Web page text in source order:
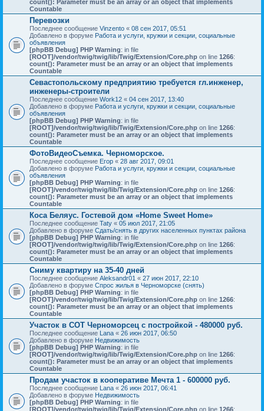
count(): Parameter must be an array or an object that implements
Countable
Перевозки
Последнее сообщение Vinzento « 08 сен 2017, 05:51
Добавлено в форуме Работа и услуги, кружки и секции, социальные
объявления
[phpBB Debug] PHP Warning: in file
[ROOT]/vendor/twig/twig/lib/Twig/Extension/Core.php on line 1266:
count(): Parameter must be an array or an object that implements
Countable
Севастопольскому предприятию требуется гл.инженер,
инженеры-строители
Последнее сообщение Work12 « 04 сен 2017, 13:40
Добавлено в форуме Работа и услуги, кружки и секции, социальные
объявления
[phpBB Debug] PHP Warning: in file
[ROOT]/vendor/twig/twig/lib/Twig/Extension/Core.php on line 1266:
count(): Parameter must be an array or an object that implements
Countable
ФотоВидеоСъемка. Черноморское.
Последнее сообщение Егор « 28 авг 2017, 09:01
Добавлено в форуме Работа и услуги, кружки и секции, социальные
объявления
[phpBB Debug] PHP Warning: in file
[ROOT]/vendor/twig/twig/lib/Twig/Extension/Core.php on line 1266:
count(): Parameter must be an array or an object that implements
Countable
Коса Беляус. Гостевой дом «Home Sweet Home»
Последнее сообщение Taty « 05 июл 2017, 21:05
Добавлено в форуме Сдать/снять в других населенных пунктах района
[phpBB Debug] PHP Warning: in file
[ROOT]/vendor/twig/twig/lib/Twig/Extension/Core.php on line 1266:
count(): Parameter must be an array or an object that implements
Countable
Сниму квартиру на 35-40 дней
Последнее сообщение Aleksandr01 « 27 июн 2017, 22:10
Добавлено в форуме Спрос жилья в Черноморске (снять)
[phpBB Debug] PHP Warning: in file
[ROOT]/vendor/twig/twig/lib/Twig/Extension/Core.php on line 1266:
count(): Parameter must be an array or an object that implements
Countable
Участок в СОТ Черноморсец с постройкой - 480000 руб.
Последнее сообщение Lana « 26 июн 2017, 06:50
Добавлено в форуме Недвижимость
[phpBB Debug] PHP Warning: in file
[ROOT]/vendor/twig/twig/lib/Twig/Extension/Core.php on line 1266:
count(): Parameter must be an array or an object that implements
Countable
Продам участок в кооперативе Мечта 1 - 600000 руб.
Последнее сообщение Lana « 26 июн 2017, 06:41
Добавлено в форуме Недвижимость
[phpBB Debug] PHP Warning: in file
[ROOT]/vendor/twig/twig/lib/Twig/Extension/Core.php on line 1266: